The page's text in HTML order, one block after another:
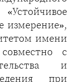
измерение»,
имени
с
и
при